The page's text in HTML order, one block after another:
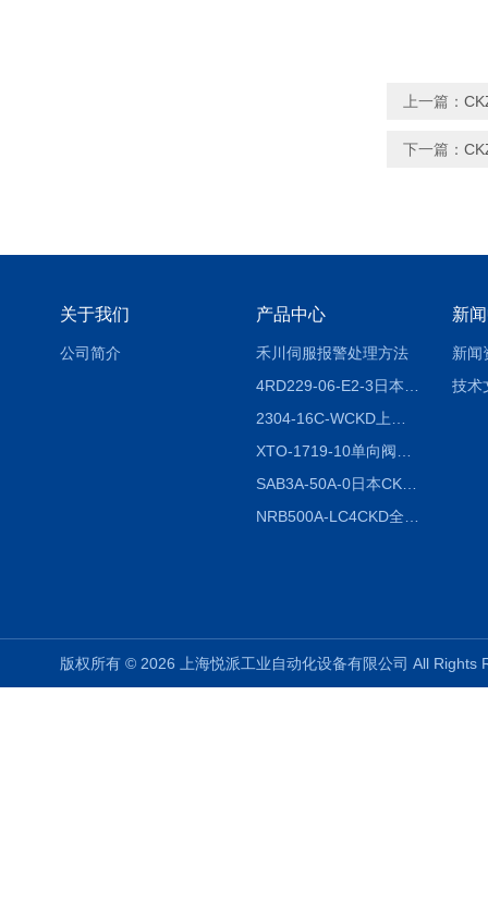
上一篇：
下一篇：
关于我们
公司简介
产品中心
禾川伺服报警处理方法
SAB3A-50A-0日本CKD全国授权代理
新
新闻
技术
版权所有 © 2026 上海悦派工业自动化设备有限公司 All